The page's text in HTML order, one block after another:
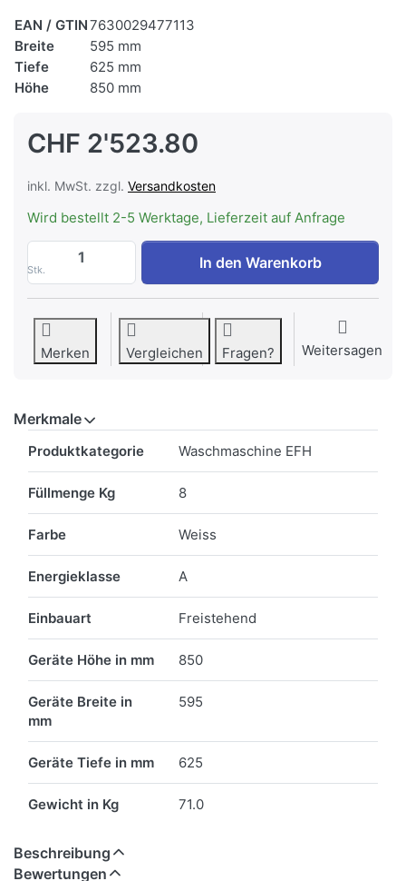
EAN / GTIN7630029477113
Breite
595 mm
Tiefe
625 mm
Höhe
850 mm
CHF 2'523.80
inkl. MwSt. zzgl. Versandkosten
Wird bestellt 2-5 Werktage, Lieferzeit auf Anfrage
Stk.
V-ZUG 1104200010 Waschmaschine
In den Warenkorb
Merken Vergleichen Fragen? Weitersagen
Merkmale
Produktkategorie Waschmaschine EFH
Füllmenge Kg 8
Farbe Weiss
Energieklasse A
Einbauart Freistehend
Geräte Höhe in mm 850
Geräte Breite in
mm
595
Geräte Tiefe in mm 625
Gewicht in Kg 71.0
Beschreibung
Bewertungen